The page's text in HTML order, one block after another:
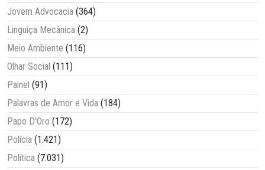
Jovem Advocacia (364)
Linguiça Mecânica (2)
Meio Ambiente (116)
Olhar Social (111)
Painel (91)
Palavras de Amor e Vida (184)
Papo D'Oro (172)
Polícia (1.421)
Política (7.031)